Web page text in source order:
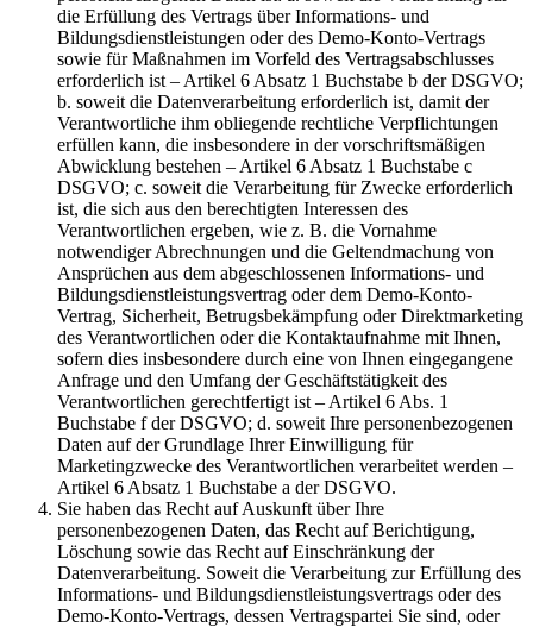
die Erfüllung des Vertrags über Informations- und
Bildungsdienstleistungen oder des Demo-Konto-Vertrags
sowie für Maßnahmen im Vorfeld des Vertragsabschlusses
erforderlich ist – Artikel 6 Absatz 1 Buchstabe b der DSGVO;
b. soweit die Datenverarbeitung erforderlich ist, damit der
Verantwortliche ihm obliegende rechtliche Verpflichtungen
erfüllen kann, die insbesondere in der vorschriftsmäßigen
Abwicklung bestehen – Artikel 6 Absatz 1 Buchstabe c
DSGVO; c. soweit die Verarbeitung für Zwecke erforderlich
ist, die sich aus den berechtigten Interessen des
Verantwortlichen ergeben, wie z. B. die Vornahme
notwendiger Abrechnungen und die Geltendmachung von
Ansprüchen aus dem abgeschlossenen Informations- und
Bildungsdienstleistungsvertrag oder dem Demo-Konto-
Vertrag, Sicherheit, Betrugsbekämpfung oder Direktmarketing
des Verantwortlichen oder die Kontaktaufnahme mit Ihnen,
sofern dies insbesondere durch eine von Ihnen eingegangene
Anfrage und den Umfang der Geschäftstätigkeit des
Verantwortlichen gerechtfertigt ist – Artikel 6 Abs. 1
Buchstabe f der DSGVO; d. soweit Ihre personenbezogenen
Daten auf der Grundlage Ihrer Einwilligung für
Marketingzwecke des Verantwortlichen verarbeitet werden –
Artikel 6 Absatz 1 Buchstabe a der DSGVO.
Sie haben das Recht auf Auskunft über Ihre
personenbezogenen Daten, das Recht auf Berichtigung,
Löschung sowie das Recht auf Einschränkung der
Datenverarbeitung. Soweit die Verarbeitung zur Erfüllung des
Informations- und Bildungsdienstleistungsvertrags oder des
Demo-Konto-Vertrags, dessen Vertragspartei Sie sind, oder